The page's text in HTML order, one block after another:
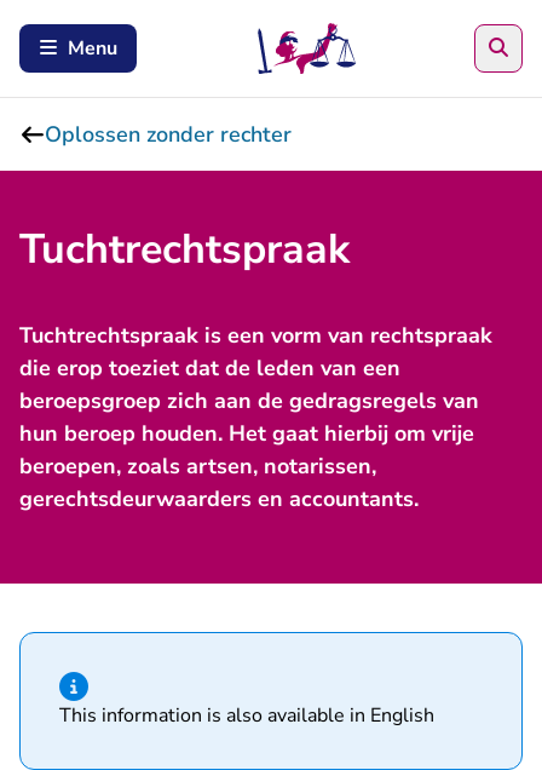
Menu
Oplossen zonder rechter
Tuchtrechtspraak
Tuchtrechtspraak is een vorm van rechtspraak
die erop toeziet dat de leden van een
beroepsgroep zich aan de gedragsregels van
hun beroep houden. Het gaat hierbij om vrije
beroepen, zoals artsen, notarissen,
gerechtsdeurwaarders en accountants.
Hint van type informatie
This information is also available in English